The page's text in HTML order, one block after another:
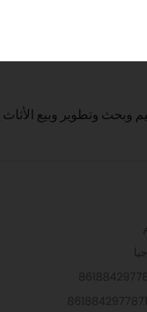
وتطوير وبيع الأثاث